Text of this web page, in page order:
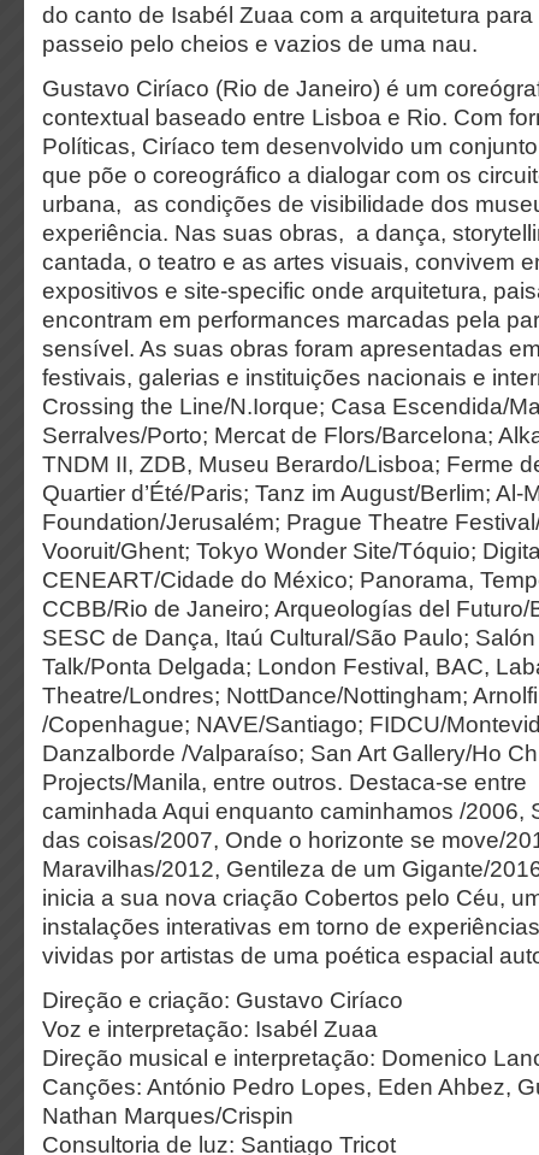
do canto de Isabél Zuaa com a arquitetura
passeio pelo cheios e vazios de uma nau.
Gustavo Ciríaco (Rio de Janeiro) é um
contextual baseado entre Lisboa e Rio. Com
Políticas, Ciríaco tem desenvolvido um
que põe o coreográfico a dialogar com os
urbana, as condições de visibilidade dos
experiência. Nas suas obras, a dança,
cantada, o teatro e as artes visuais, convivem
expositivos e site-specific onde arquitetura,
encontram em performances marcadas pela
sensível. As suas obras foram apresentadas
festivais, galerias e instituições nacionais e
Crossing the Line/N.Iorque; Casa Escendida/
Serralves/Porto; Mercat de Flors/Barcelona;
TNDM II, ZDB, Museu Berardo/Lisboa; Ferme
Quartier d’Été/Paris; Tanz im August/Berlim; Al-
Foundation/Jerusalém; Prague Theatre
Vooruit/Ghent; Tokyo Wonder Site/Tóquio;
CENEART/Cidade do México; Panorama,
CCBB/Rio de Janeiro; Arqueologías del Futuro/
SESC de Dança, Itaú Cultural/São Paulo;
Talk/Ponta Delgada; London Festival, BAC,
Theatre/Londres; NottDance/Nottingham;
/Copenhague; NAVE/Santiago; FIDCU/
Danzalborde /Valparaíso; San Art Gallery/Ho
Projects/Manila, entre outros. Destaca-se
caminhada Aqui enquanto caminhamos /2006,
das coisas/2007, Onde o horizonte se move/
Maravilhas/2012, Gentileza de um Gigante/
inicia a sua nova criação Cobertos pelo Céu,
instalações interativas em torno de
vividas por artistas de uma poética espacial
Direção e criação: Gustavo Ciríaco
Voz e interpretação: Isabél Zuaa
Direção musical e interpretação: Domenico
Canções: António Pedro Lopes, Eden Ahbez,
Nathan Marques/Crispin
Consultoria de luz: Santiago Tricot